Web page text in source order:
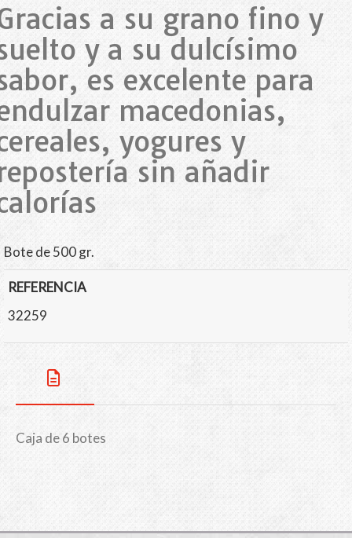
a su grano fino y
y a su dulcísimo
es excelente para
macedonias,
yogures y
sin añadir
Bote de 500 gr.
REFERENCIA
32259
Caja de 6 botes